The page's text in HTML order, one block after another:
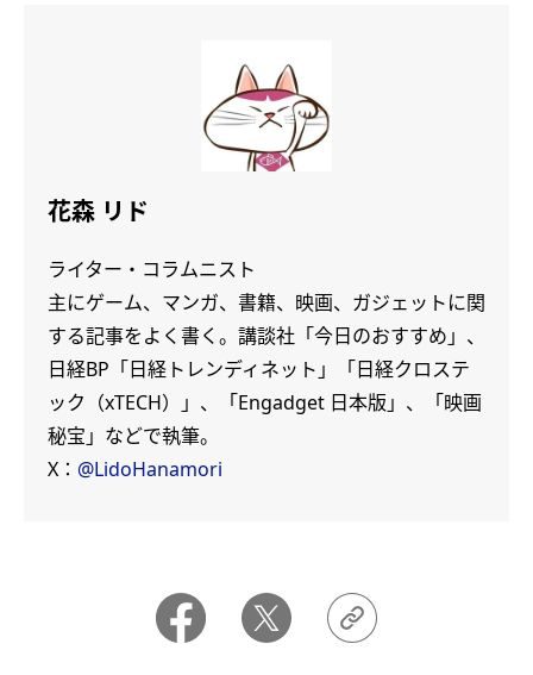
花森 リド
ライター・コラムニスト
主にゲーム、マンガ、書籍、映画、ガジェットに関
する記事をよく書く。講談社「今日のおすすめ」、
日経BP「日経トレンディネット」「日経クロステ
ック（xTECH）」、「Engadget 日本版」、「映画
秘宝」などで執筆。
X： @LidoHanamori